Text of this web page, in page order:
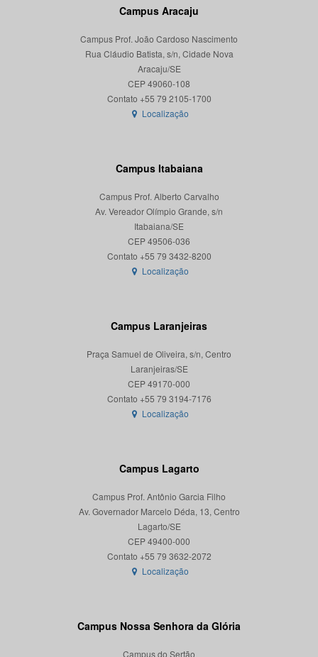
Campus Aracaju
Campus Prof. João Cardoso Nascimento
Rua Cláudio Batista, s/n, Cidade Nova
Aracaju/SE
CEP 49060-108
Localização
Campus Itabaiana
Campus Prof. Alberto Carvalho
Av. Vereador Olímpio Grande, s/n
Itabaiana/SE
CEP 49506-036
Localização
Campus Laranjeiras
Praça Samuel de Oliveira, s/n, Centro
Laranjeiras/SE
CEP 49170-000
Localização
Campus Lagarto
Campus Prof. Antônio Garcia Filho
Av. Governador Marcelo Déda, 13, Centro
Lagarto/SE
CEP 49400-000
Localização
Campus Nossa Senhora da Glória
Campus do Sertão